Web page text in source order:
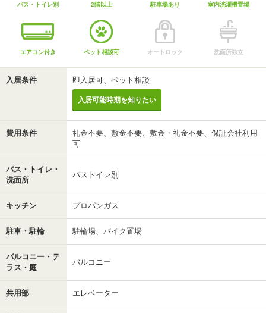
バス・トイレ別 2階以上 駐車場あり 室内洗濯機置場
エアコン付き ペット相談可 オートロック 洗面所独立
入居条件 即入居可、ペット相談
入居可能時期を知りたい
費用条件
礼金不要、敷金不要、敷金・礼金不要、保証会社利用
可
バス・トイレ・
洗面所
バストイレ別
キッチン プロパンガス
駐車・駐輪 駐輪場、バイク置場
バルコニー・テ
ラス・庭
バルコニー
共用部 エレベーター